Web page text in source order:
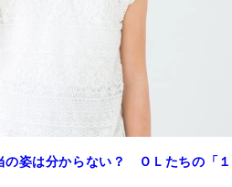
の姿は分からない？ ＯＬたちの「１